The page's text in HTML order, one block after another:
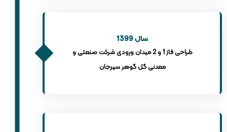
سال 1399
طراحی فاز 1 و 2 میدان ورودی شرکت صنعتی و
معدنی گل گوهر سیرجان